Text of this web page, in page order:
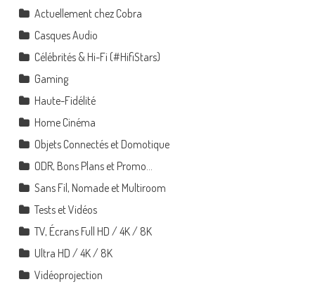
Actuellement chez Cobra
Casques Audio
Célébrités & Hi-Fi (#HifiStars)
Gaming
Haute-Fidélité
Home Cinéma
Objets Connectés et Domotique
ODR, Bons Plans et Promo…
Sans Fil, Nomade et Multiroom
Tests et Vidéos
TV, Écrans Full HD / 4K / 8K
Ultra HD / 4K / 8K
Vidéoprojection